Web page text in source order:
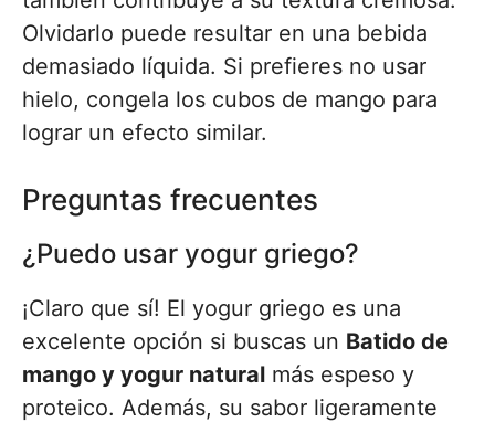
Olvidarlo puede resultar en una bebida
demasiado líquida. Si prefieres no usar
hielo, congela los cubos de mango para
lograr un efecto similar.
Preguntas frecuentes
¿Puedo usar yogur griego?
¡Claro que sí! El yogur griego es una
excelente opción si buscas un Batido de
mango y yogur natural más espeso y
proteico. Además, su sabor ligeramente